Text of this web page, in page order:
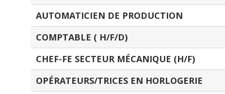
AUTOMATICIEN DE PRODUCTION
COMPTABLE ( H/F/D)
CHEF-FE SECTEUR MÉCANIQUE (H/F)
OPÉRATEURS/TRICES EN HORLOGERIE